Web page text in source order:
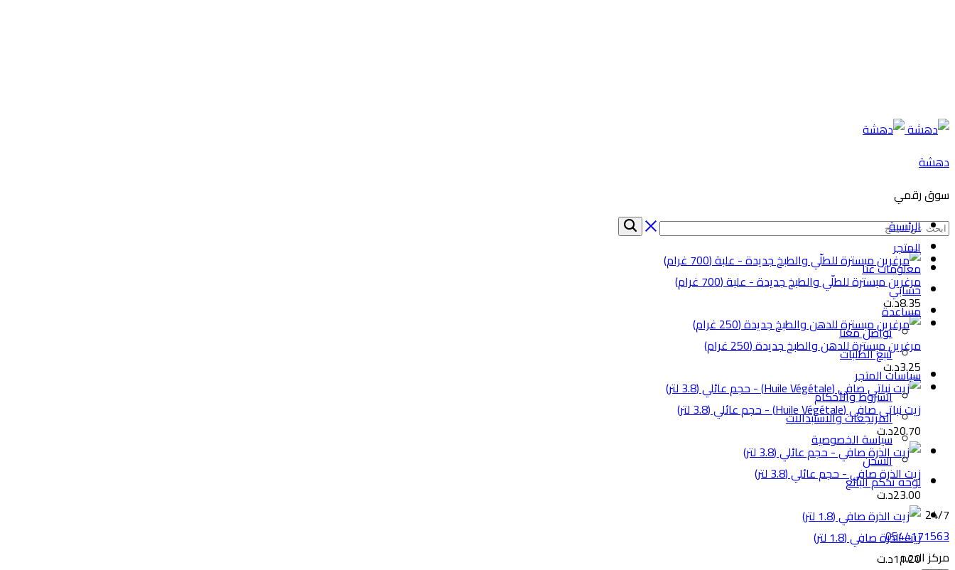
دهشة
سوق رقمي
مرغرين مبسترة للطلّي والطبخ جديدة - علبة (700 غرام)
8.35د.ت
مرغرين مبسترة للدهن والطبخ جديدة (250 غرام)
3.25د.ت
زيت نباتي صافي (Huile Végétale) - حجم عائلي (3.8 لتر)
20.70د.ت
زيت الذرة صافي - حجم عائلي (3.8 لتر)
23.00د.ت
زيت الذرة صافي (1.8 لتر)
11.20د.ت
الرئسية
المتجر
معلومات عنا
حسابي
مساعدة
تواصل معنا
تتبع الطلبات
سياسات المتجر
الشروط والأحكام
المرتجعات والاستبدالات
سياسة الخصوصية
الشحن
لوحة تحكم البائع
24/7
0544171563
مركز الدعم